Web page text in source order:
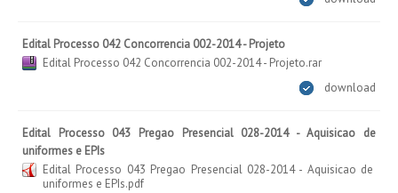
Edital Processo 042 Concorrencia 002-2014 - Projeto
Edital Processo 042 Concorrencia 002-2014 - Projeto.rar
download
Edital Processo 043 Pregao Presencial 028-2014 - Aquisicao de
uniformes e EPIs
Edital Processo 043 Pregao Presencial 028-2014 - Aquisicao de
uniformes e EPIs.pdf